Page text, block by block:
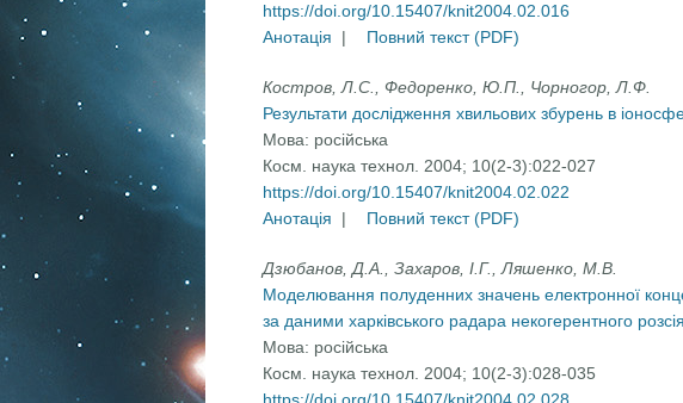
https://doi.org/10.15407/knit2004.02.016
Анотація
| Повний текст (PDF)
Костров, Л.С., Федоренко, Ю.П., Чорногор, Л.Ф.
Результати дослідження хвильових збурень в
Мова: російська
Косм. наука технол. 2004; 10(2-3):022-027
https://doi.org/10.15407/knit2004.02.022
Анотація
| Повний текст (PDF)
Дзюбанов, Д.А., Захаров, І.Г., Ляшенко, М.В.
Моделювання полуденних значень електронної
за даними харківського радара некогерентного
Мова: російська
Косм. наука технол. 2004; 10(2-3):028-035